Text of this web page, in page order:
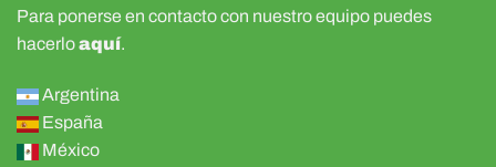
Para ponerse en contacto con nuestro equipo puedes
hacerloaquí.
Argentina
España
México